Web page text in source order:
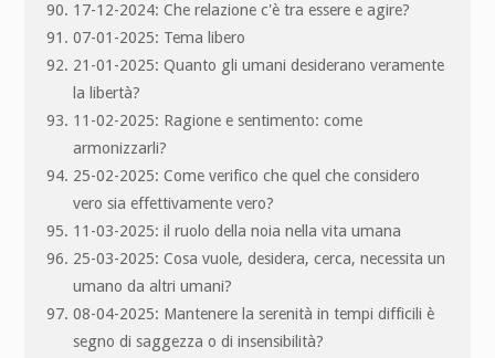
17-12-2024: Che relazione c'è tra essere e agire?
07-01-2025: Tema libero
21-01-2025: Quanto gli umani desiderano veramente
la libertà?
11-02-2025: Ragione e sentimento: come
armonizzarli?
25-02-2025: Come verifico che quel che considero
vero sia effettivamente vero?
11-03-2025: il ruolo della noia nella vita umana
25-03-2025: Cosa vuole, desidera, cerca, necessita un
umano da altri umani?
08-04-2025: Mantenere la serenità in tempi difficili è
segno di saggezza o di insensibilità?